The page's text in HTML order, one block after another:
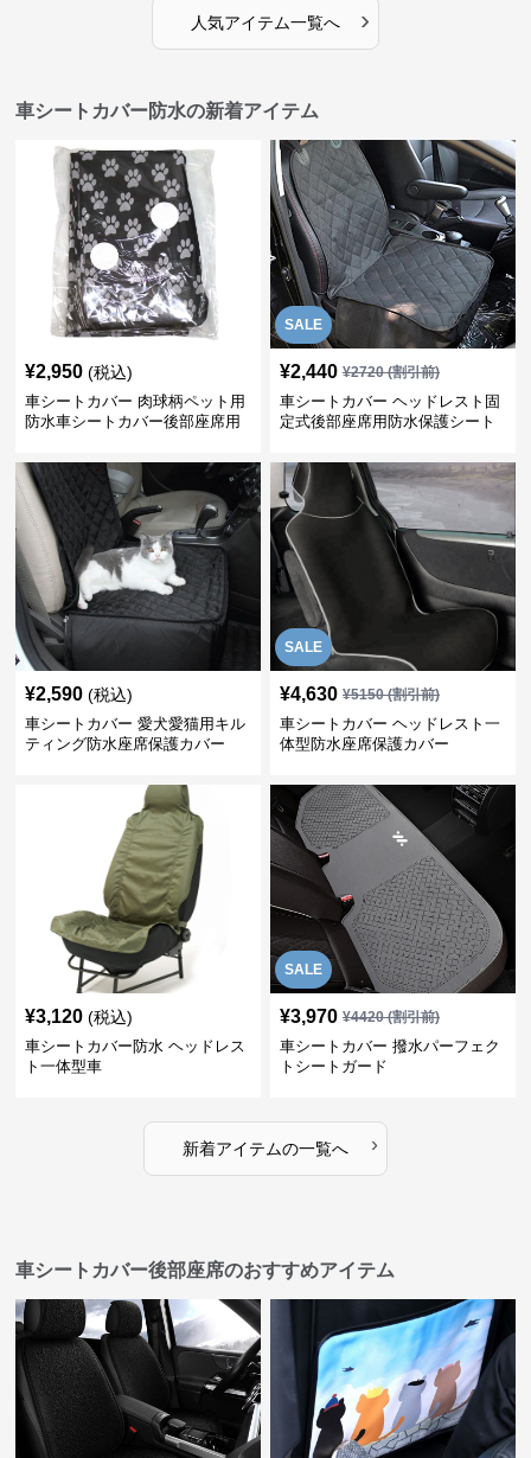
人気アイテム一覧へ ›
車シートカバー防水の新着アイテム
¥2,950 (税込)
車シートカバー 肉球柄ペット用
防水車シートカバー後部座席用
SALE
¥2,440 ¥2720(割引前)
車シートカバー ヘッドレスト固
定式後部座席用防水保護シート
¥2,590 (税込)
車シートカバー 愛犬愛猫用キル
ティング防水座席保護カバー
SALE
¥4,630 ¥5150(割引前)
車シートカバー ヘッドレスト一
体型防水座席保護カバー
¥3,120 (税込)
車シートカバー防水 ヘッドレス
ト一体型車
SALE
¥3,970 ¥4420(割引前)
車シートカバー 撥水パーフェク
トシートガード
新着アイテムの一覧へ ›
車シートカバー後部座席のおすすめアイテム